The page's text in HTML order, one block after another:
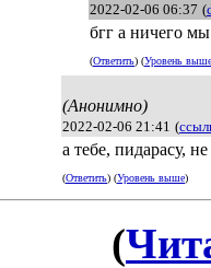
2022-02-06 06:37 (
бгг а ничего
(Ответить) (Уровень выше
(Анонимно)
2022-02-06 21:41 (
а тебе, пидарасу,
(Ответить) (Уровень выше)
(